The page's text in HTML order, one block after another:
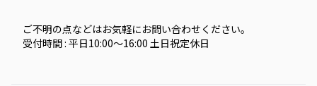
ご不明の点などはお気軽にお問い合わせください。
受付時間 : 平日10:00～16:00 土日祝定休日